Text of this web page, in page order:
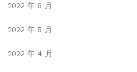
2022 年 6 月
2022 年 5 月
2022 年 4 月